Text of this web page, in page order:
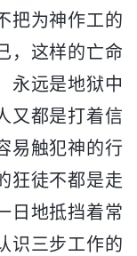
把为神作工的
，这样的亡命
永远是地狱中
又都是打着信
易触犯神的行
狂徒不都是走
日地抵挡着常
识三步工作的